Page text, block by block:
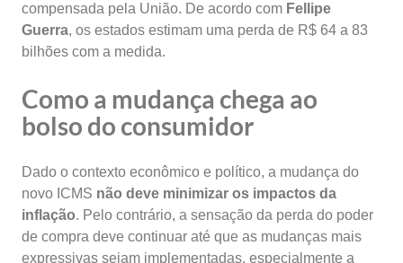
compensada pela União. De acordo com Fellipe
Guerra, os estados estimam uma perda de R$ 64 a 83
bilhões com a medida.
Como a mudança chega ao
bolso do consumidor
Dado o contexto econômico e político, a mudança do
novo ICMS não deve minimizar os impactos da
inflação. Pelo contrário, a sensação da perda do poder
de compra deve continuar até que as mudanças mais
expressivas sejam implementadas, especialmente a